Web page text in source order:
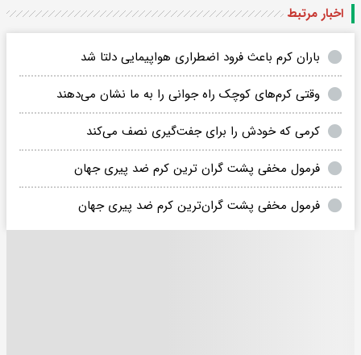
اخبار مرتبط
باران کرم باعث فرود اضطراری هواپیمایی دلتا شد
وقتی کرم‌های کوچک راه جوانی را به ما نشان می‌دهند
کرمی که خودش را برای جفت‌گیری نصف می‌کند
فرمول مخفی پشت گران ترین کرم ضد پیری جهان
فرمول مخفی پشت گران‌ترین کرم ضد پیری جهان